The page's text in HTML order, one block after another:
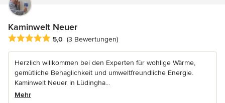
Kaminwelt Neuer
Durchschnittliche Bewertung: 5 von 5 Sternen
5,0 (3 Bewertungen)
Herzlich willkommen bei den Experten für wohlige Wärme,
gemütliche Behaglichkeit und umweltfreundliche Energie.
Kaminwelt Neuer in Lüdingha...
Mehr